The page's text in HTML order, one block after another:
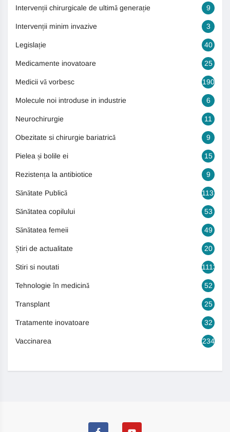
Intervenții chirurgicale de ultimă generație 9
Intervenții minim invazive 3
Legislație 40
Medicamente inovatoare 25
Medicii vă vorbesc 190
Molecule noi introduse in industrie 6
Neurochirurgie 11
Obezitate si chirurgie bariatrică 9
Pielea și bolile ei 15
Rezistența la antibiotice 9
Sănătate Publică 1131
Sănătatea copilului 53
Sănătatea femeii 49
Știri de actualitate 20
Stiri si noutati 1113
Tehnologie în medicină 52
Transplant 25
Tratamente inovatoare 32
Vaccinarea 234